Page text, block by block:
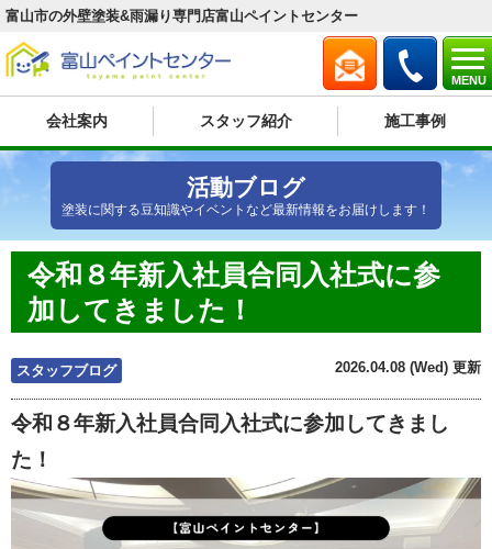
MENU
富山市の外壁塗装&雨漏り専門店富山ペイントセンター
会社案内 スタッフ紹介 施工事例
活動ブログ
塗装に関する豆知識やイベントなど最新情報をお届けします！
令和８年新入社員合同入社式に参
加してきました！
スタッフブログ 2026.04.08 (Wed) 更新
令和８年新入社員合同入社式に参加してきまし
た！